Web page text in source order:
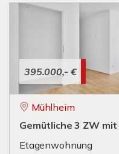
395.000,- €
Mühlheim
Gemütliche 3 ZW
Etagenwohnung